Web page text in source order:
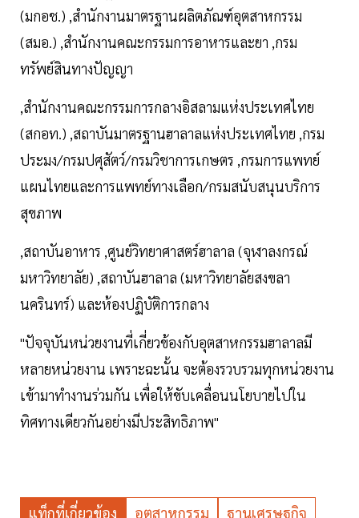
(มกอช.) ,สำนักงานมาตรฐานผลิตภัณฑ์อุตสาหกรรม
(สมอ.) ,สำนักงานคณะกรรมการอาหารและยา ,กรม
ทรัพย์สินทางปัญญา
,สำนักงานคณะกรรมการกลางอิสลามแห่งประเทศไทย
(สกอท.) ,สถาบันมาตรฐานฮาลาลแห่งประเทศไทย ,กรม
ประมง/กรมปศุสัตว์/กรมวิชาการเกษตร ,กรมการแพทย์
แผนไทยและการแพทย์ทางเลือก/กรมสนับสนุนบริการ
สุขภาพ
,สถาบันอาหาร ,ศูนย์วิทยาศาสตร์ฮาลาล (จุฬาลงกรณ์
มหาวิทยาลัย) ,สถาบันฮาลาล (มหาวิทยาลัยสงขลา
นครินทร์) และห้องปฏิบัติการกลาง
"ปัจจุบันหน่วยงานที่เกี่ยวข้องกับอุตสาหกรรมฮาลาลมี
หลายหน่วยงาน เพราะฉะนั้น จะต้องรวบรวมทุกหน่วยงาน
เข้ามาทำงานร่วมกัน เพื่อให้ขับเคลื่อนนโยบายไปใน
ทิศทางเดียวกันอย่างมีประสิทธิภาพ"
แท็กที่เกี่ยวข้อง อุตสาหกรรม ฐานเศรษฐกิจ